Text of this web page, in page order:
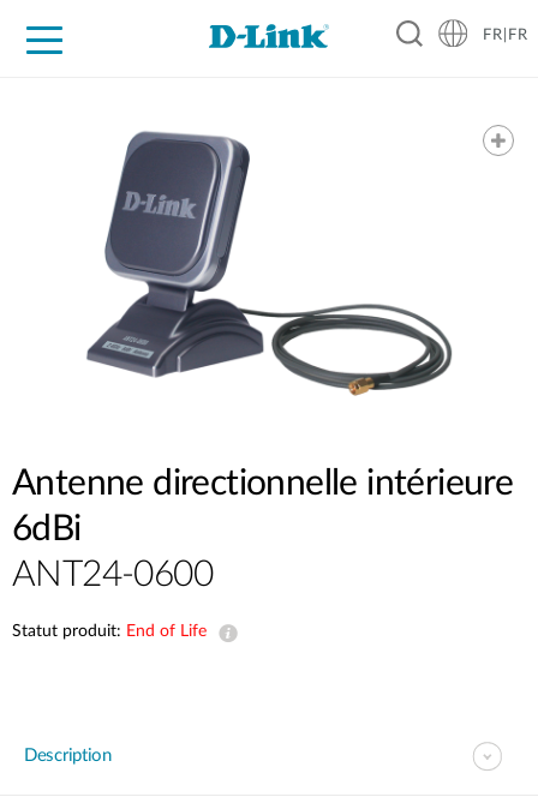
FR|FR
Antenne directionnelle intérieure
6dBi
ANT24-0600
Statut produit: End of Life
Description